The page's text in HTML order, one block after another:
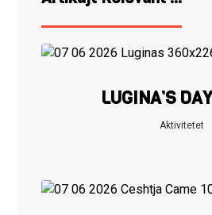
LUGINA’S
Aktivitetet